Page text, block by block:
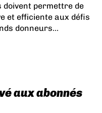
doivent permettre de
et efficiente aux défis
donneurs...
aux abonnés